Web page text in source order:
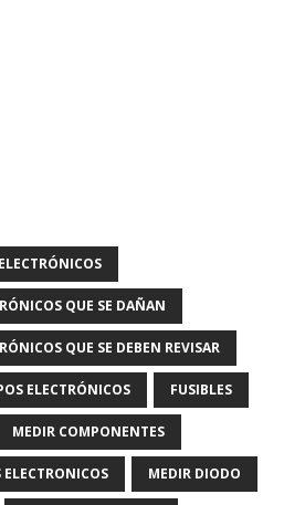
QUE SE DAÑAN
QUE SE DEBEN REVISAR
ELECTRÓNICOS FUSIBLES
MEDIR COMPONENTES
MEDIR DIODO